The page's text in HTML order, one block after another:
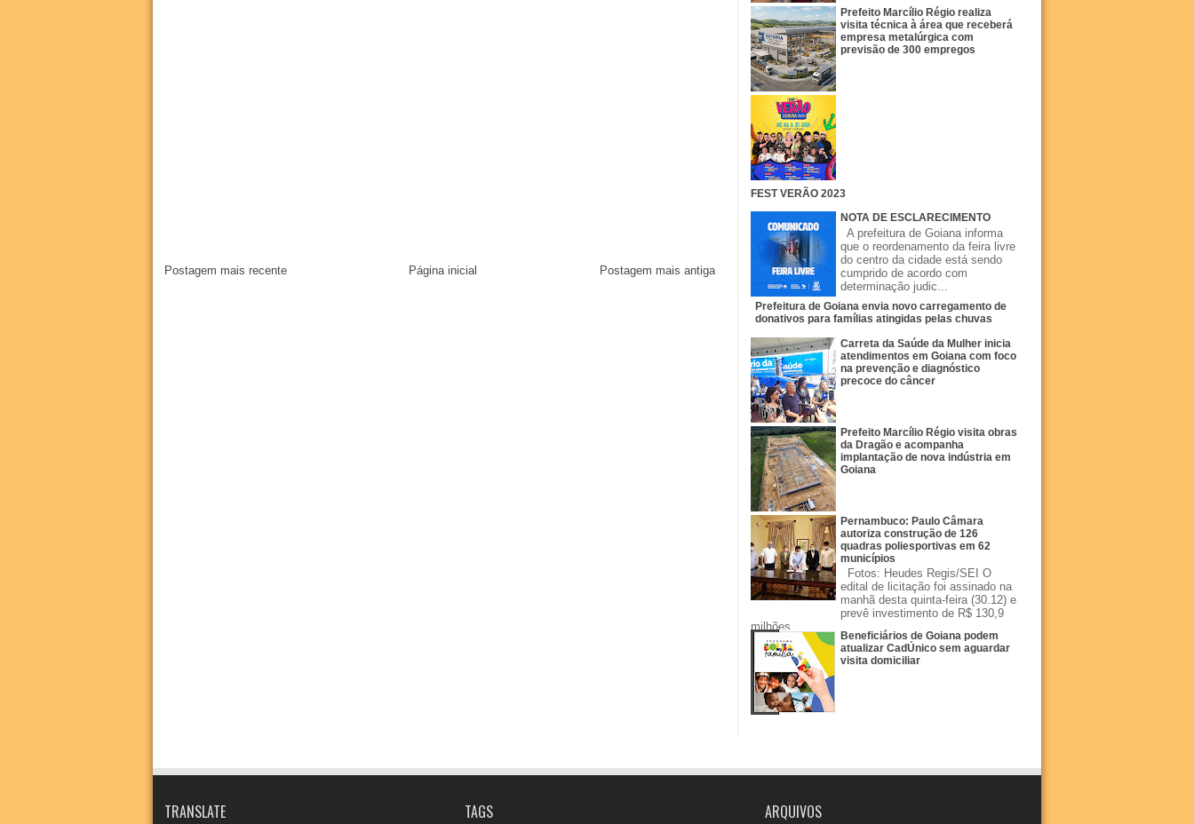
Postagem mais recente Postagem mais antiga
Página inicial
Prefeito Marcílio Régio realiza
visita técnica à área que receberá
empresa metalúrgica com
previsão de 300 empregos
FEST VERÃO 2023
NOTA DE ESCLARECIMENTO
A prefeitura de Goiana informa
que o reordenamento da feira livre
do centro da cidade está sendo
cumprido de acordo com
determinação judic...
Prefeitura de Goiana envia novo carregamento de
donativos para famílias atingidas pelas chuvas
Carreta da Saúde da Mulher inicia
atendimentos em Goiana com foco
na prevenção e diagnóstico
precoce do câncer
Prefeito Marcílio Régio visita obras
da Dragão e acompanha
implantação de nova indústria em
Goiana
Pernambuco: Paulo Câmara
autoriza construção de 126
quadras poliesportivas em 62
municípios
Fotos: Heudes Regis/SEI O
edital de licitação foi assinado na
manhã desta quinta-feira (30.12) e
prevê investimento de R$ 130,9
milhões.
Beneficiários de Goiana podem
atualizar CadÚnico sem aguardar
visita domiciliar
TRANSLATE TAGS ARQUIVOS